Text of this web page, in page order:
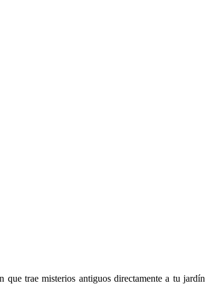
trae misterios antiguos directamente a tu